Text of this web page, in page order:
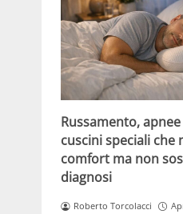
Russamento,
cuscini speciali che
comfort ma non
diagnosi
Roberto Torcolacci